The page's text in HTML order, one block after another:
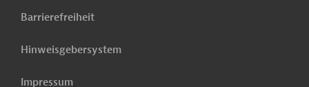
Barrierefreiheit
Hinweisgebersystem
Impressum